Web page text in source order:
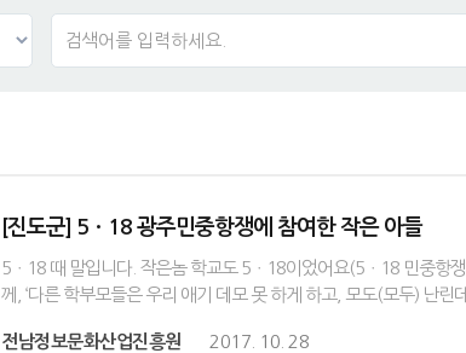
[진도군] 5ㆍ18 광주민중항쟁에 참여한 작은 아들
5ㆍ18 때 말입니다. 작은놈 학교도 5ㆍ18이었어요(5ㆍ18 민중항
께, ‘다른 학부모들은 우리 애기 데모 못 하게 하고, 모도(모두) 난
전남정보문화산업진흥원 2017. 10. 28